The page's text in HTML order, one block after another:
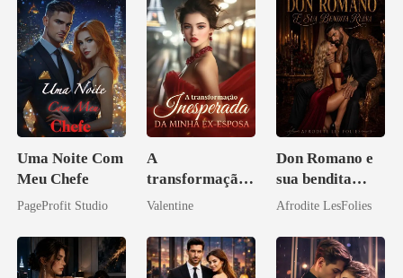
Uma Noite Com
Meu Chefe
PageProfit Studio
A
transformação
inesperada da
esposa
Valentine
Don Romano e
sua bendita
ruína
Afrodite LesFolies